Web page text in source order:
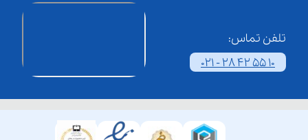
تلفن تماس:
021 - 28 42 55 10